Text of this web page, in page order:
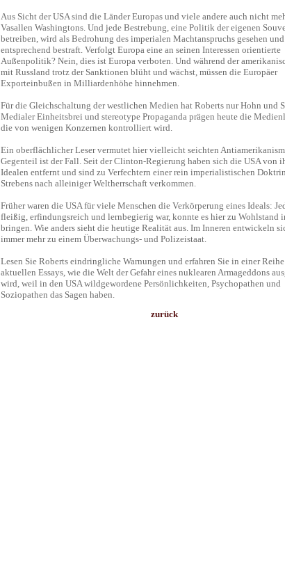
Aus Sicht der USA sind die Länder Europas und viele andere auch nicht
Vasallen Washingtons. Und jede Bestrebung, eine Politik der eigenen
betreiben, wird als Bedrohung des imperialen Machtanspruchs gesehen und
entsprechend bestraft. Verfolgt Europa eine an seinen Interessen orientierte
Außenpolitik? Nein, dies ist Europa verboten. Und während der
mit Russland trotz der Sanktionen blüht und wächst, müssen die Europäer
Exporteinbußen in Milliardenhöhe hinnehmen.
Für die Gleichschaltung der westlichen Medien hat Roberts nur Hohn und
Medialer Einheitsbrei und stereotype Propaganda prägen heute die
die von wenigen Konzernen kontrolliert wird.
Ein oberflächlicher Leser vermutet hier vielleicht seichten
Gegenteil ist der Fall. Seit der Clinton-Regierung haben sich die USA von
Idealen entfernt und sind zu Verfechtern einer rein imperialistischen
Strebens nach alleiniger Weltherrschaft verkommen.
Früher waren die USA für viele Menschen die Verkörperung eines Ideals:
fleißig, erfindungsreich und lernbegierig war, konnte es hier zu Wohlstand
bringen. Wie anders sieht die heutige Realität aus. Im Inneren entwickeln
immer mehr zu einem Überwachungs- und Polizeistaat.
Lesen Sie Roberts eindringliche Warnungen und erfahren Sie in einer
aktuellen Essays, wie die Welt der Gefahr eines nuklearen Armageddons
wird, weil in den USA wildgewordene Persönlichkeiten, Psychopathen und
Soziopathen das Sagen haben.
zurück